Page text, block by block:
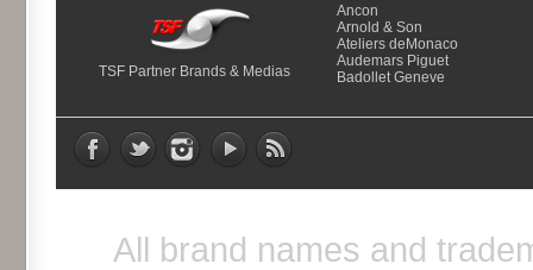
TSF Partner Brands & Medias
Ancon
Arnold & Son
Ateliers deMonaco
Audemars Piguet
Badollet Geneve
All brand names and